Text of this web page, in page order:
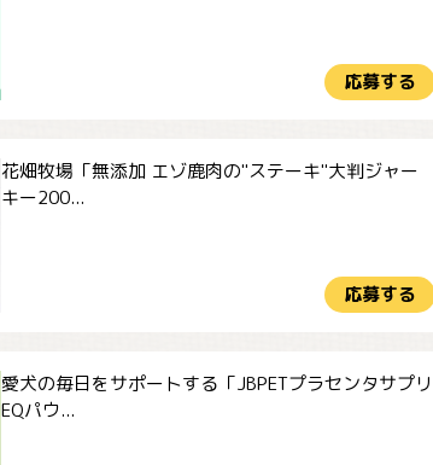
応募する
花畑牧場「無添加 エゾ鹿肉の"ステーキ"大判ジャー
キー200...
応募する
愛犬の毎日をサポートする「JBPETプラセンタサプリ
EQパウ...